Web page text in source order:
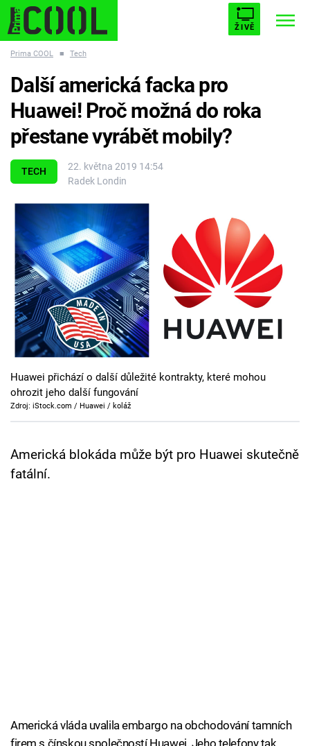
ŽIVĚ
ESCAPE PLNEJ KOTEL AVENGERS 5
Témata
Filmy
Seriály
Hry
Cool Esport
Pořady
TV Program
Sledujte prima+
Přihlášení
Prima COOL ■ Tech
TECH
22. května 2019 14:54
Radek Londin
Další americká facka pro
Huawei! Proč možná do roka
přestane vyrábět mobily?
Huawei přichází o další důležité kontrakty, které mohou
ohrozit jeho další fungování
Zdroj: iStock.com / Huawei / koláž
Americká blokáda může být pro Huawei skutečně
fatální.
Americká vláda uvalila embargo na obchodování tamních